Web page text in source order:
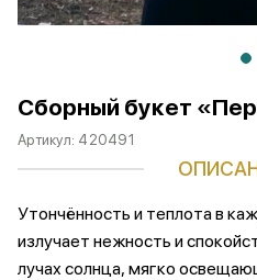
Сборный букет
Артикул: 420491
Утончённость и теплота в
излучает нежность и
лучах солнца, мягко